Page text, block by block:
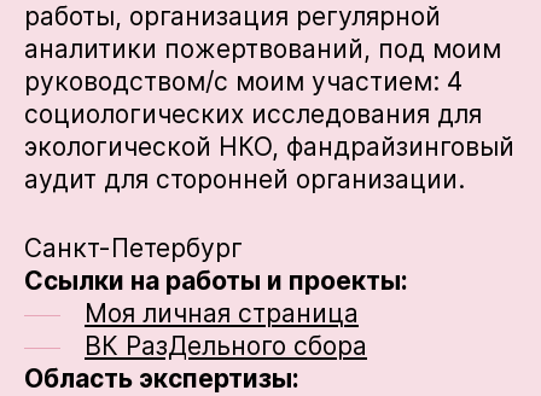
работы, организация регулярной
аналитики пожертвований, под моим
руководством/с моим участием: 4
социологических исследования для
экологической НКО, фандрайзинговый
аудит для сторонней организации.
Санкт-Петербург
Ссылки на работы и проекты:
Моя личная страница
ВК РазДельного сбора
Область экспертизы: